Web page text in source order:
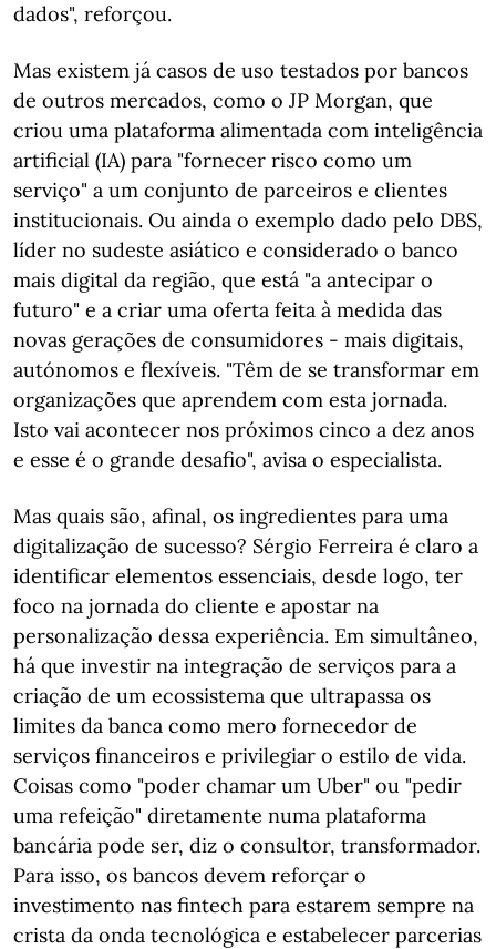
dados", reforçou.
Mas existem já casos de uso testados por bancos
de outros mercados, como o JP Morgan, que
criou uma plataforma alimentada com inteligência
artificial (IA) para "fornecer risco como um
serviço" a um conjunto de parceiros e clientes
institucionais. Ou ainda o exemplo dado pelo DBS,
líder no sudeste asiático e considerado o banco
mais digital da região, que está "a antecipar o
futuro" e a criar uma oferta feita à medida das
novas gerações de consumidores - mais digitais,
autónomos e flexíveis. "Têm de se transformar em
organizações que aprendem com esta jornada.
Isto vai acontecer nos próximos cinco a dez anos
e esse é o grande desafio", avisa o especialista.
Mas quais são, afinal, os ingredientes para uma
digitalização de sucesso? Sérgio Ferreira é claro a
identificar elementos essenciais, desde logo, ter
foco na jornada do cliente e apostar na
personalização dessa experiência. Em simultâneo,
há que investir na integração de serviços para a
criação de um ecossistema que ultrapassa os
limites da banca como mero fornecedor de
serviços financeiros e privilegiar o estilo de vida.
Coisas como "poder chamar um Uber" ou "pedir
uma refeição" diretamente numa plataforma
bancária pode ser, diz o consultor, transformador.
Para isso, os bancos devem reforçar o
investimento nas fintech para estarem sempre na
crista da onda tecnológica e estabelecer parcerias